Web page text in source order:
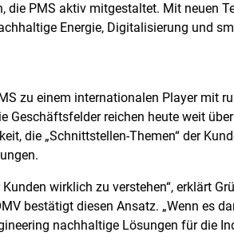
die PMS aktiv mitgestaltet. Mit neuen
Energie, Digitalisierung und
zu einem internationalen Player mit
Geschäftsfelder reichen heute weit
die „Schnittstellen-Themen“ der
wirklich zu verstehen“, erklärt
bestätigt diesen Ansatz. „Wenn es
nachhaltige Lösungen für die